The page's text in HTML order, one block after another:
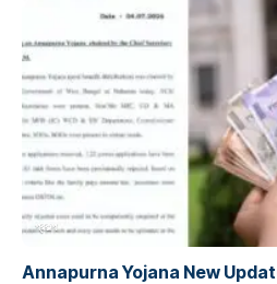
প্রকল্প
Annapurna Yojana New Update